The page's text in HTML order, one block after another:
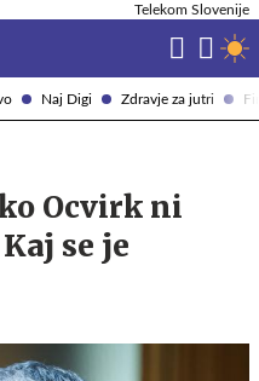
Naj Digi Zdravje za jutri
Telekom Slovenije
Ocvirk ni
se je